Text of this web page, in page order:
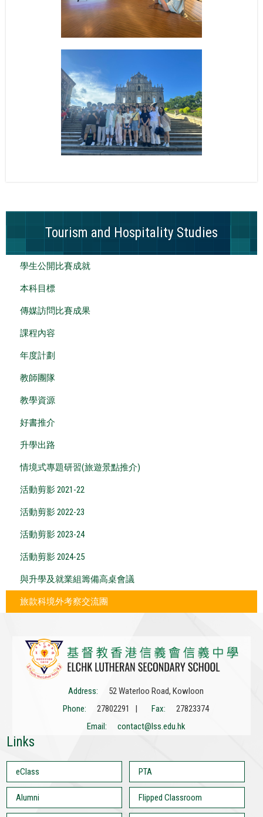
Tourism and Hospitality Studies
學生公開比賽成就
本科目標
傳媒訪問比賽成果
課程內容
年度計劃
教師團隊
教學資源
好書推介
升學出路
情境式專題研習(旅遊景點推介)
活動剪影 2021-22
活動剪影 2022-23
活動剪影 2023-24
活動剪影 2024-25
與升學及就業組籌備高桌會議
旅款科境外考察交流團
Address:
52 Waterloo Road, Kowloon
Phone:
27802291 | Fax:
27823374
Email:
contact@lss.edu.hk
Links
eClass PTA
Alumni Flipped Classroom